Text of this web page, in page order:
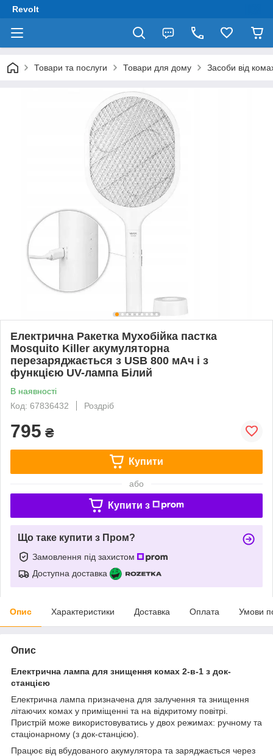
Revolt
Товари та послуги Товари для дому Засоби від
Електрична Ракетка Мухобійка пастка
Mosquito Killer акумуляторна
перезаряджається з USB 800 мАч і з
функцією UV-лампа Білий
В наявності
Код: 67836432
Роздріб
795 ₴
Купити
або
Купити з
Що таке купити з Пром?
Замовлення під захистом
Доступна доставка
Опис Характеристики Доставка Оплата Умови
Опис
Електрична лампа для знищення комах 2-в-1 з док-
станцією
Електрична лампа призначена для залучення та знищення
літаючих комах у приміщенні та на відкритому повітрі.
Пристрій може використовуватись у двох режимах: ручному та
стаціонарному (з док-станцією).
Працює від вбудованого акумулятора та заряджається через